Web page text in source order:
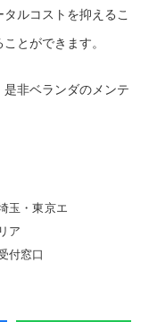
ルコストを抑えるこ
とができます。
非ベランダのメンテ
玉・東京エ
ア
付窓口